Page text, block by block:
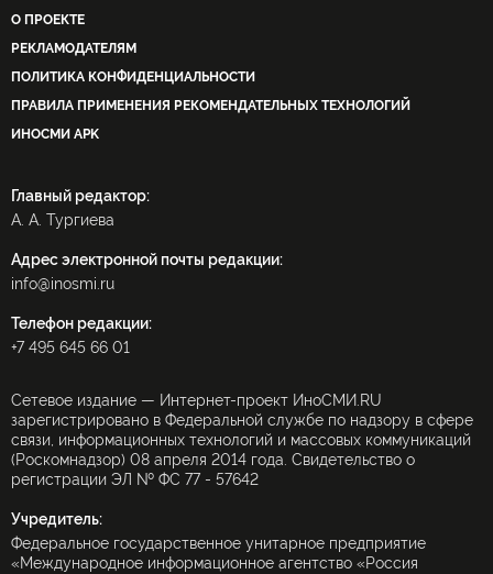
О ПРОЕКТЕ
РЕКЛАМОДАТЕЛЯМ
ПОЛИТИКА КОНФИДЕНЦИАЛЬНОСТИ
ПРАВИЛА ПРИМЕНЕНИЯ РЕКОМЕНДАТЕЛЬНЫХ ТЕХНОЛОГИЙ
ИНОСМИ APK
Главный редактор:
А. А. Тургиева
Адрес электронной почты редакции:
info@inosmi.ru
Телефон редакции:
+7 495 645 66 01
Сетевое издание — Интернет-проект ИноСМИ.RU
зарегистрировано в Федеральной службе по надзору в сфере
связи, информационных технологий и массовых коммуникаций
(Роскомнадзор) 08 апреля 2014 года. Свидетельство о
регистрации ЭЛ № ФС 77 - 57642
Учредитель:
Федеральное государственное унитарное предприятие
«Международное информационное агентство «Россия